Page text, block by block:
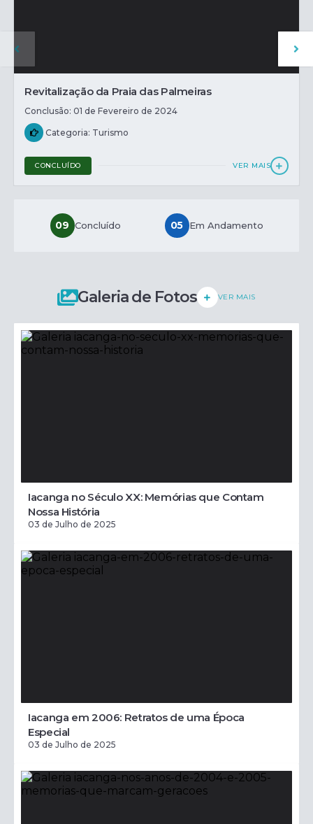
Revitalização da Praia das Palmeiras
CONCLUÍDO
Conclusão: 01 de Fevereiro de 2024
Categoria: Turismo
VER MAIS
09 Concluído 05 Em Andamento
Galeria de Fotos VER MAIS
Iacanga no Século XX: Memórias que Contam
Nossa História
03 de Julho de 2025
Iacanga em 2006: Retratos de uma Época
Especial
03 de Julho de 2025